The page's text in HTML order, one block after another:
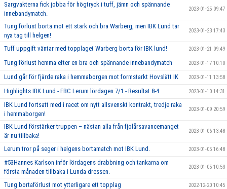
Sargvakterna fick jobba för högtryck i tuff, jämn och spännande
innebandymatch.
2023-01-25 09:47
Tung förlust borta mot ett stark och bra Warberg, men IBK Lund tar
nya tag till helgen!
2023-01-23 17:43
Tuff uppgift väntar med topplaget Warberg borta för IBK lund! 2023-01-21 09:49
Tung förlust hemma efter en bra och spännande innebandymatch 2023-01-17 10:10
Lund går för fjärde raka i hemmaborgen mot formstarkt Hovslätt IK 2023-01-11 13:58
Highlights IBK Lund - FBC Lerum lördagen 7/1 - Resultat 8-4 2023-01-10 14:31
IBK Lund fortsatt med i racet om nytt allsvenskt kontrakt, tredje raka
i hemmaborgen!
2023-01-09 20:59
IBK Lund förstärker truppen – nästan alla från fjolårsavancemanget
är nu tillbaka!
2023-01-06 13:48
Lerum tror på seger i helgens bortamatch mot IBK Lund. 2023-01-05 16:48
#53Hannes Karlson inför lördagens drabbning och tankarna om
första månaden tillbaka i Lunda dressen.
2023-01-05 10:53
Tung bortaförlust mot ytterligare ett topplag 2022-12-20 10:45